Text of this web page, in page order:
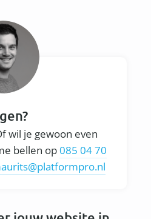
wil je gewoon even
bellen op085 04 70